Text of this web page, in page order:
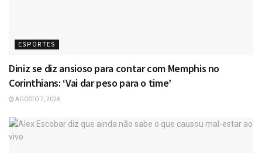
ESPORTES
Diniz se diz ansioso para contar com Memphis no
Corinthians: ‘Vai dar peso para o time’
AGOSTO 7, 2026